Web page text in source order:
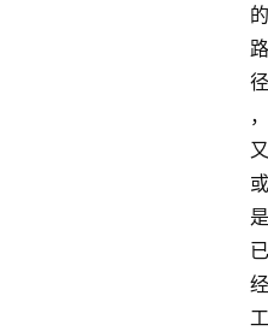
的
路
径
，
又
或
是
已
经
工